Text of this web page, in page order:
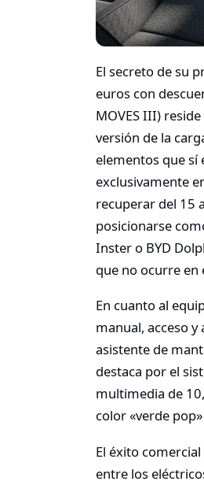
El secreto de su
euros con
MOVES III)
versión de la
elementos que sí
exclusivamente
recuperar del 15
posicionarse
Inster o BYD
que no ocurre en
En cuanto al
manual, acceso
asistente de
destaca por el
multimedia de
color «verde
El éxito
entre los